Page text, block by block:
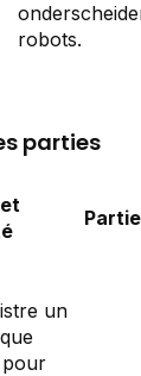
robots.
parties
Partie
un
pour